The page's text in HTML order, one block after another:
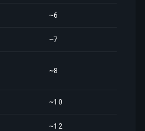
~6
~7
~8
~10
~12